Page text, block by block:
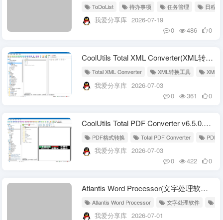
ToDoList 待办事项 任务管理 日程
我爱分享库 2026-07-19
0
486 0
CoolUtils Total XML Converter(XML转换工具) v3.2.0.188 多语便携版
Total XML Converter XML转换工具 XML
我爱分享库 2026-07-03
0
361 0
CoolUtils Total PDF Converter v6.5.0.171 多语便携版
PDF格式转换 Total PDF Converter PDF
我爱分享库 2026-07-03
0
422 0
Atlantis Word Processor(文字处理软件) v5.0.5.3 多语便携版
Atlantis Word Processor 文字处理软件
我爱分享库 2026-07-01